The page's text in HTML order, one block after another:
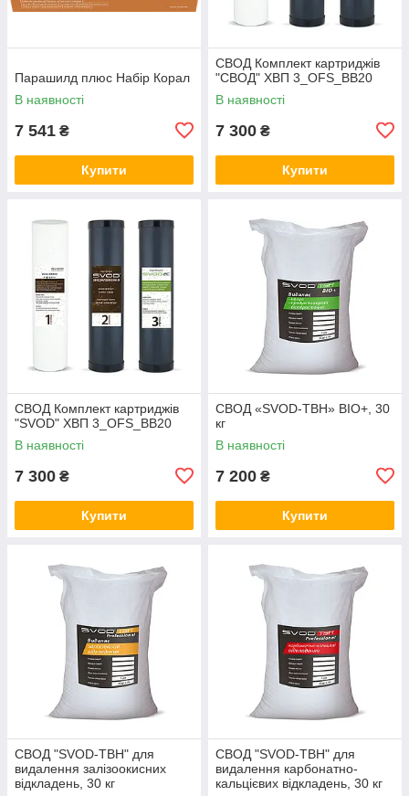
Парашилд плюс Набір Корал
В наявності
7 541 ₴
Купити
СВОД Комплект картриджів
"СВОД" ХВП 3_OFS_BB20
В наявності
7 300 ₴
Купити
СВОД Комплект картриджів
"SVOD" ХВП 3_OFS_BB20
В наявності
7 300 ₴
Купити
СВОД «SVOD-ТВН» BIO+, 30
кг
В наявності
7 200 ₴
Купити
СВОД "SVOD-ТВН" для
видалення залізоокисних
відкладень, 30 кг
СВОД "SVOD-ТВН" для
видалення карбонатно-
кальцієвих відкладень, 30 кг